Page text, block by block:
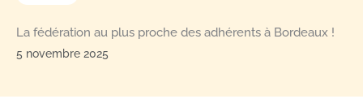
La fédération au plus proche des adhérents à Bordeaux !
5 novembre 2025